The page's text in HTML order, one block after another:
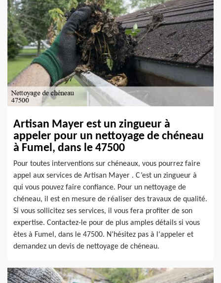
Artisan Mayer est un zingueur à
appeler pour un nettoyage de chéneau
à Fumel, dans le 47500
Pour toutes interventions sur chéneaux, vous pourrez faire
appel aux services de Artisan Mayer . C’est un zingueur à
qui vous pouvez faire confiance. Pour un nettoyage de
chéneau, il est en mesure de réaliser des travaux de qualité.
Si vous sollicitez ses services, il vous fera profiter de son
expertise. Contactez-le pour de plus amples détails si vous
êtes à Fumel, dans le 47500. N’hésitez pas à l‘appeler et
demandez un devis de nettoyage de chéneau.